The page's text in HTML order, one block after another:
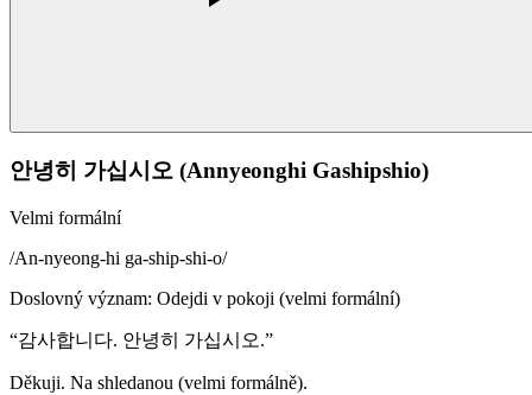
안녕히 가십시오 (Annyeonghi Gashipshio)
Velmi formální
/An-nyeong-hi ga-ship-shi-o/
Doslovný význam: Odejdi v pokoji (velmi formální)
“감사합니다. 안녕히 가십시오.”
Děkuji. Na shledanou (velmi formálně).